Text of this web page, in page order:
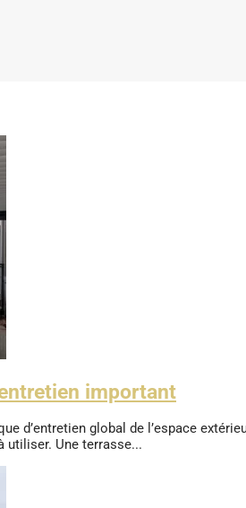
important
d’entretien global de l’espace
utiliser. Une terrasse...